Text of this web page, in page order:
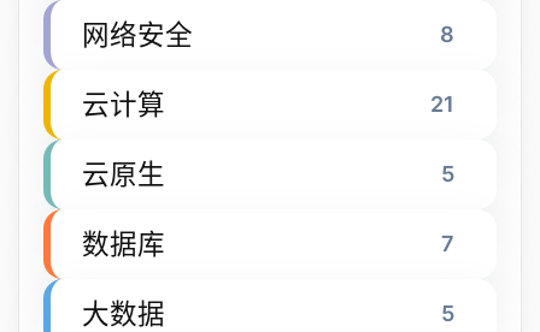
网络安全 8
云计算 21
云原生 5
数据库 7
大数据 5